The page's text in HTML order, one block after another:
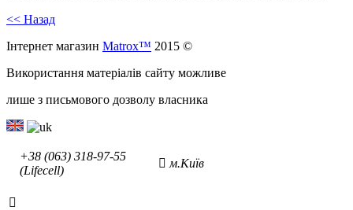
<< Назад
Інтернет магазин Matrox™ 2015 ©
Використання матеріалів сайту можливе
лише з письмового дозволу власника
+38 (063) 318-97-55
(Lifecell)
м.Київ